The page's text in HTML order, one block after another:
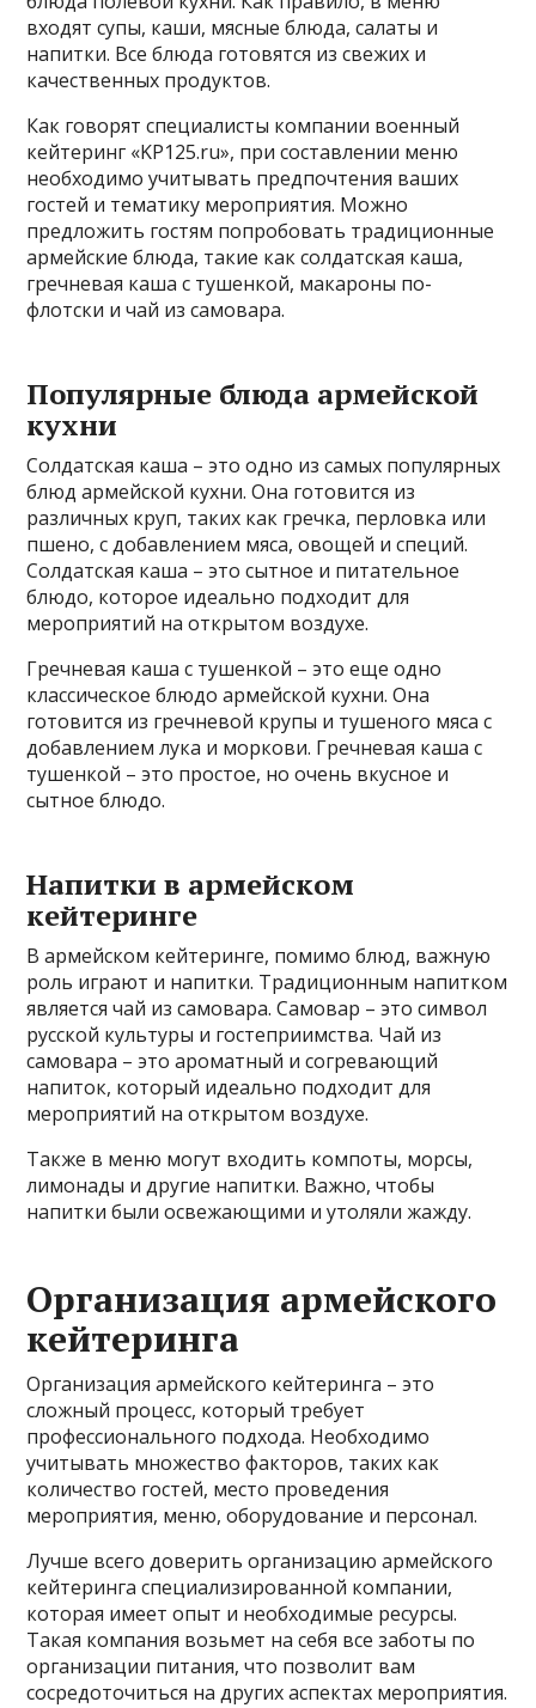
входят супы, каши, мясные блюда, салаты и
напитки. Все блюда готовятся из свежих и
качественных продуктов.
Как говорят специалисты компании военный
кейтеринг «KP125.ru», при составлении меню
необходимо учитывать предпочтения ваших
гостей и тематику мероприятия. Можно
предложить гостям попробовать традиционные
армейские блюда, такие как солдатская каша,
гречневая каша с тушенкой, макароны по-
флотски и чай из самовара.
Популярные блюда армейской
кухни
Солдатская каша – это одно из самых популярных
блюд армейской кухни. Она готовится из
различных круп, таких как гречка, перловка или
пшено, с добавлением мяса, овощей и специй.
Солдатская каша – это сытное и питательное
блюдо, которое идеально подходит для
мероприятий на открытом воздухе.
Гречневая каша с тушенкой – это еще одно
классическое блюдо армейской кухни. Она
готовится из гречневой крупы и тушеного мяса с
добавлением лука и моркови. Гречневая каша с
тушенкой – это простое, но очень вкусное и
сытное блюдо.
Напитки в армейском
кейтеринге
В армейском кейтеринге, помимо блюд, важную
роль играют и напитки. Традиционным напитком
является чай из самовара. Самовар – это символ
русской культуры и гостеприимства. Чай из
самовара – это ароматный и согревающий
напиток, который идеально подходит для
мероприятий на открытом воздухе.
Также в меню могут входить компоты, морсы,
лимонады и другие напитки. Важно, чтобы
напитки были освежающими и утоляли жажду.
Организация армейского
кейтеринга
Организация армейского кейтеринга – это
сложный процесс, который требует
профессионального подхода. Необходимо
учитывать множество факторов, таких как
количество гостей, место проведения
мероприятия, меню, оборудование и персонал.
Лучше всего доверить организацию армейского
кейтеринга специализированной компании,
которая имеет опыт и необходимые ресурсы.
Такая компания возьмет на себя все заботы по
организации питания, что позволит вам
сосредоточиться на других аспектах мероприятия.